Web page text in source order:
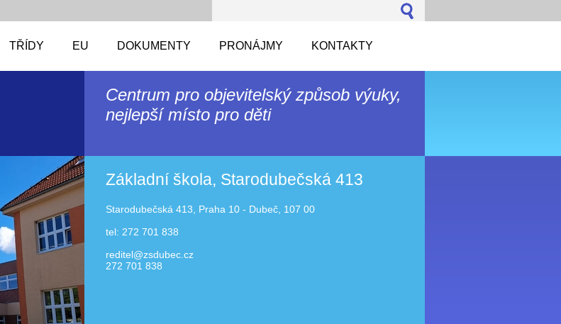
TŘÍDY EU DOKUMENTY PRONÁJMY KONTAKTY
Centrum pro objevitelský způsob výuky,
nejlepší místo pro děti
Základní škola, Starodubečská 413
Starodubečská 413, Praha 10 - Dubeč, 107 00
tel: 272 701 838
reditel@zsdubec.cz
272 701 838